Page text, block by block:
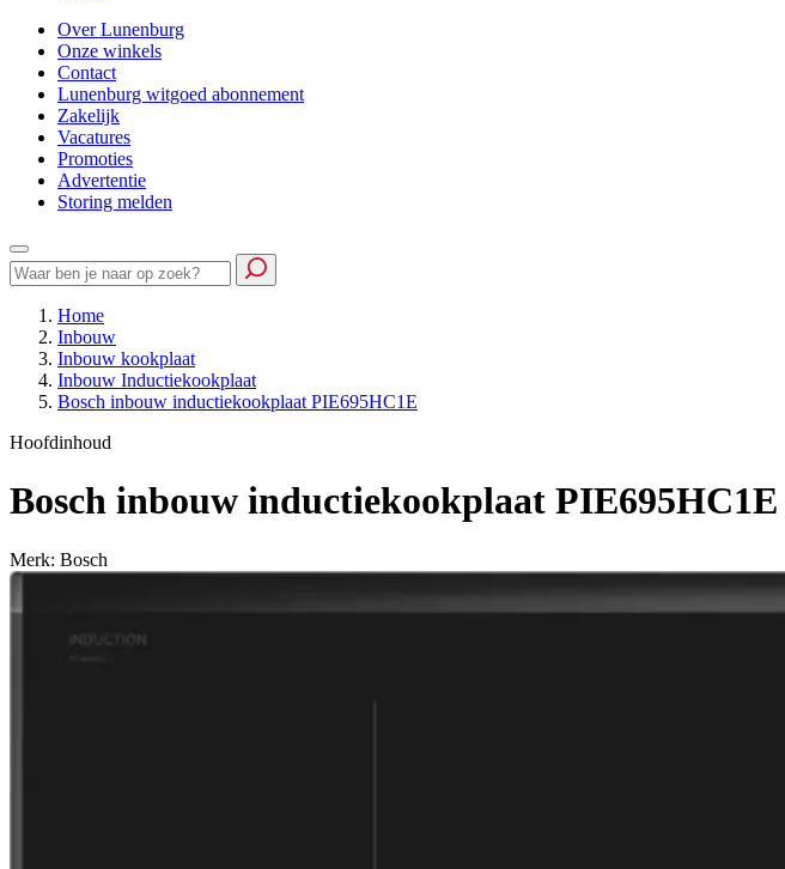
Over Lunenburg
Onze winkels
Contact
Lunenburg witgoed abonnement
Zakelijk
Vacatures
Promoties
Advertentie
Storing melden
Home
Inbouw
Inbouw kookplaat
Inbouw Inductiekookplaat
Bosch inbouw inductiekookplaat PIE695HC1E
Hoofdinhoud
Bosch inbouw inductiekookplaat PIE695HC1E
Merk: Bosch